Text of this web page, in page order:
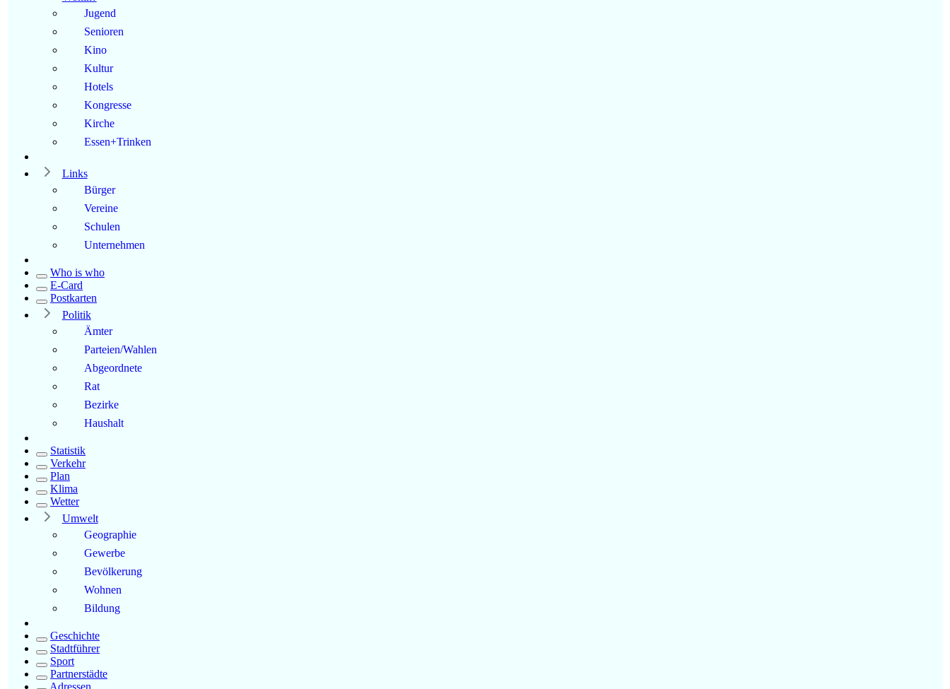
Jugend
Senioren
Kino
Kultur
Hotels
Kongresse
Kirche
Essen+Trinken
Links
Bürger
Vereine
Schulen
Unternehmen
Who is who
E-Card
Postkarten
Politik
Ämter
Parteien/Wahlen
Abgeordnete
Rat
Bezirke
Haushalt
Statistik
Verkehr
Plan
Klima
Wetter
Umwelt
Geographie
Gewerbe
Bevölkerung
Wohnen
Bildung
Geschichte
Stadtführer
Sport
Partnerstädte
Adressen